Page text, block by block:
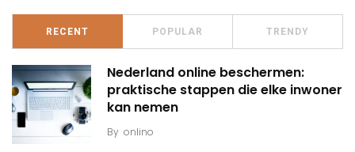
RECENT POPULAR TRENDY
Nederland online beschermen:
praktische stappen die elke inwoner
kan nemen
By onlino